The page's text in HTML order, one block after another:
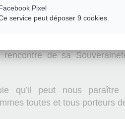
de sa
qu’il peut nous paraître
toutes et tous porteurs
Pixel
service peut déposer 9 cookies.